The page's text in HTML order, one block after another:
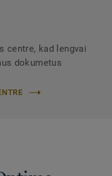
centre, kad lengvai
dokumetus